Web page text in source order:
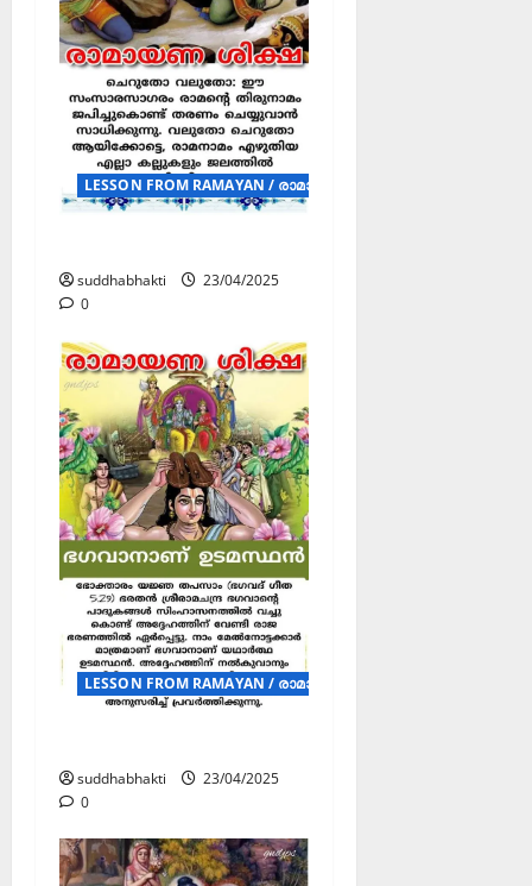
LESSON FROM RAMAYAN / രാമായണ ശിക്ഷ (Posters)
suddhabhakti
23/04/2025
0
LESSON FROM RAMAYAN / രാമായണ ശിക്ഷ (Posters)
suddhabhakti
23/04/2025
0